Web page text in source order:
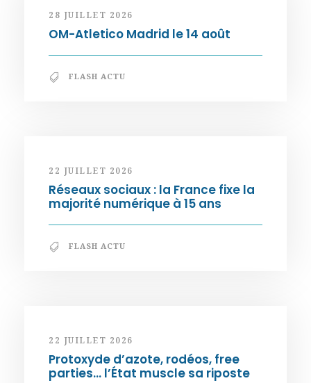
28 JUILLET 2026
OM-Atletico Madrid le 14 août
FLASH ACTU
22 JUILLET 2026
Réseaux sociaux : la France fixe la
majorité numérique à 15 ans
FLASH ACTU
22 JUILLET 2026
Protoxyde d’azote, rodéos, free
parties… l’État muscle sa riposte